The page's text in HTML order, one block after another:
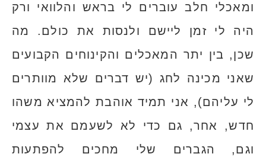
ומאכלי חלב עוברים לי בראש והלוואי ורק
היה לי זמן ליישם ולנסות את כולם. מה
שכן, בין יתר המאכלים והקינוחים הקבועים
שאני מכינה לחג (יש דברים שלא מוותרים
לי עליהם), אני תמיד אוהבת להמציא משהו
חדש, אחר, גם כדי לא לשעמם את עצמי
וגם, הגברים שלי מחכים להפתעות